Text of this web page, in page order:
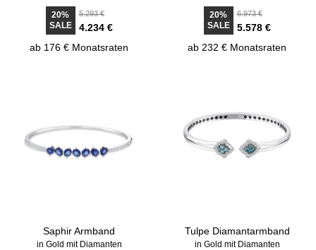
20%
SALE
5.293 €
4.234 €
ab 176 € Monatsraten
20%
SALE
6.973 €
5.578 €
ab 232 € Monatsraten
Saphir Armband
in Gold mit Diamanten
Tulpe Diamantarmband
in Gold mit Diamanten